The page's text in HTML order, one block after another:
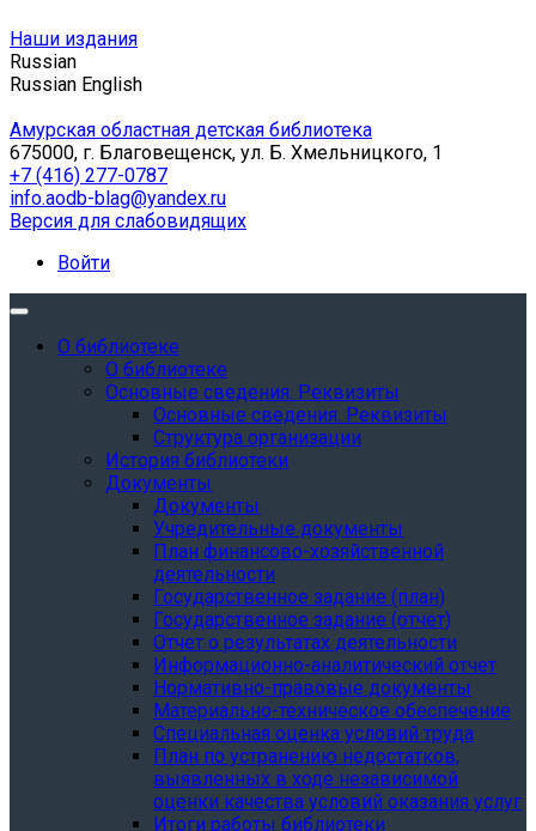
Наши издания
Russian
Russian English
Амурская областная детская библиотека
675000, г. Благовещенск, ул. Б. Хмельницкого, 1
+7 (416) 277-0787
info.aodb-blag@yandex.ru
Версия для слабовидящих
Войти
О библиотеке
О библиотеке
Основные сведения. Реквизиты
Основные сведения. Реквизиты
Структура организации
История библиотеки
Документы
Документы
Учредительные документы
План финансово-хозяйственной
деятельности
Государственное задание (план)
Государственное задание (отчет)
Отчет о результатах деятельности
Информационно-аналитический отчет
Нормативно-правовые документы
Материально-техническое обеспечение
Специальная оценка условий труда
План по устранению недостатков,
выявленных в ходе независимой
оценки качества условий оказания услуг
Итоги работы библиотеки